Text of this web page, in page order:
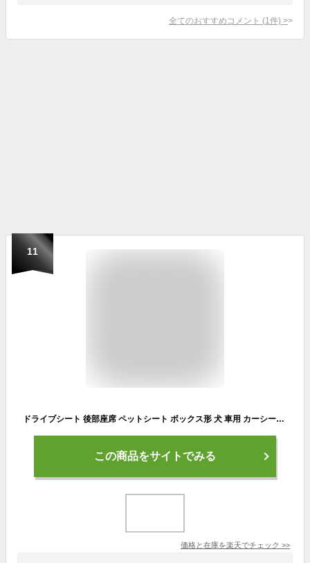
全てのおすすめコメント (1 件) >
11
ドライブシート 後部座席 ペットシート ボックス形 犬 車用 カーシート 防水 撥水 車 シートカバー 軽自動車 ドライブシート ペットドライブシート カーシートカバー カー用品 車用品 pt022
この商品をサイトでみる
価格と在庫を楽天でチェック >>